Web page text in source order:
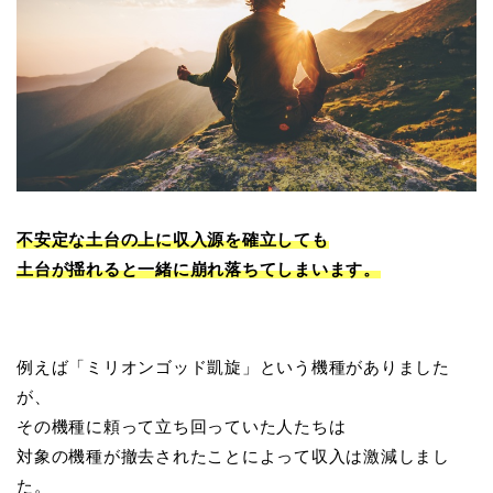
不安定な土台の上に収入源を確立しても
土台が揺れると一緒に崩れ落ちてしまいます。
例えば「ミリオンゴッド凱旋」という機種がありました
が、
その機種に頼って立ち回っていた人たちは
対象の機種が撤去されたことによって収入は激減しまし
た。